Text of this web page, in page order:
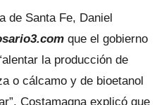
de Santa Fe, Daniel
que el gobierno
la producción de
o cálcamo y de bioetanol
Costamagna explicó que